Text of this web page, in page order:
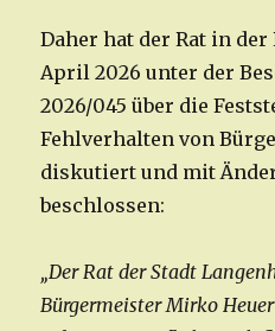
Daher hat der Rat in der
April 2026 unter der
2026/045 über die
Fehlverhalten von
diskutiert und mit
beschlossen:
„Der Rat der Stadt
Bürgermeister Mirko